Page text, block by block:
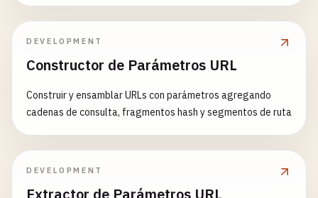
DEVELOPMENT
Constructor de Parámetros URL
Construir y ensamblar URLs con parámetros agregando
cadenas de consulta, fragmentos hash y segmentos de ruta
DEVELOPMENT
Extractor de Parámetros URL